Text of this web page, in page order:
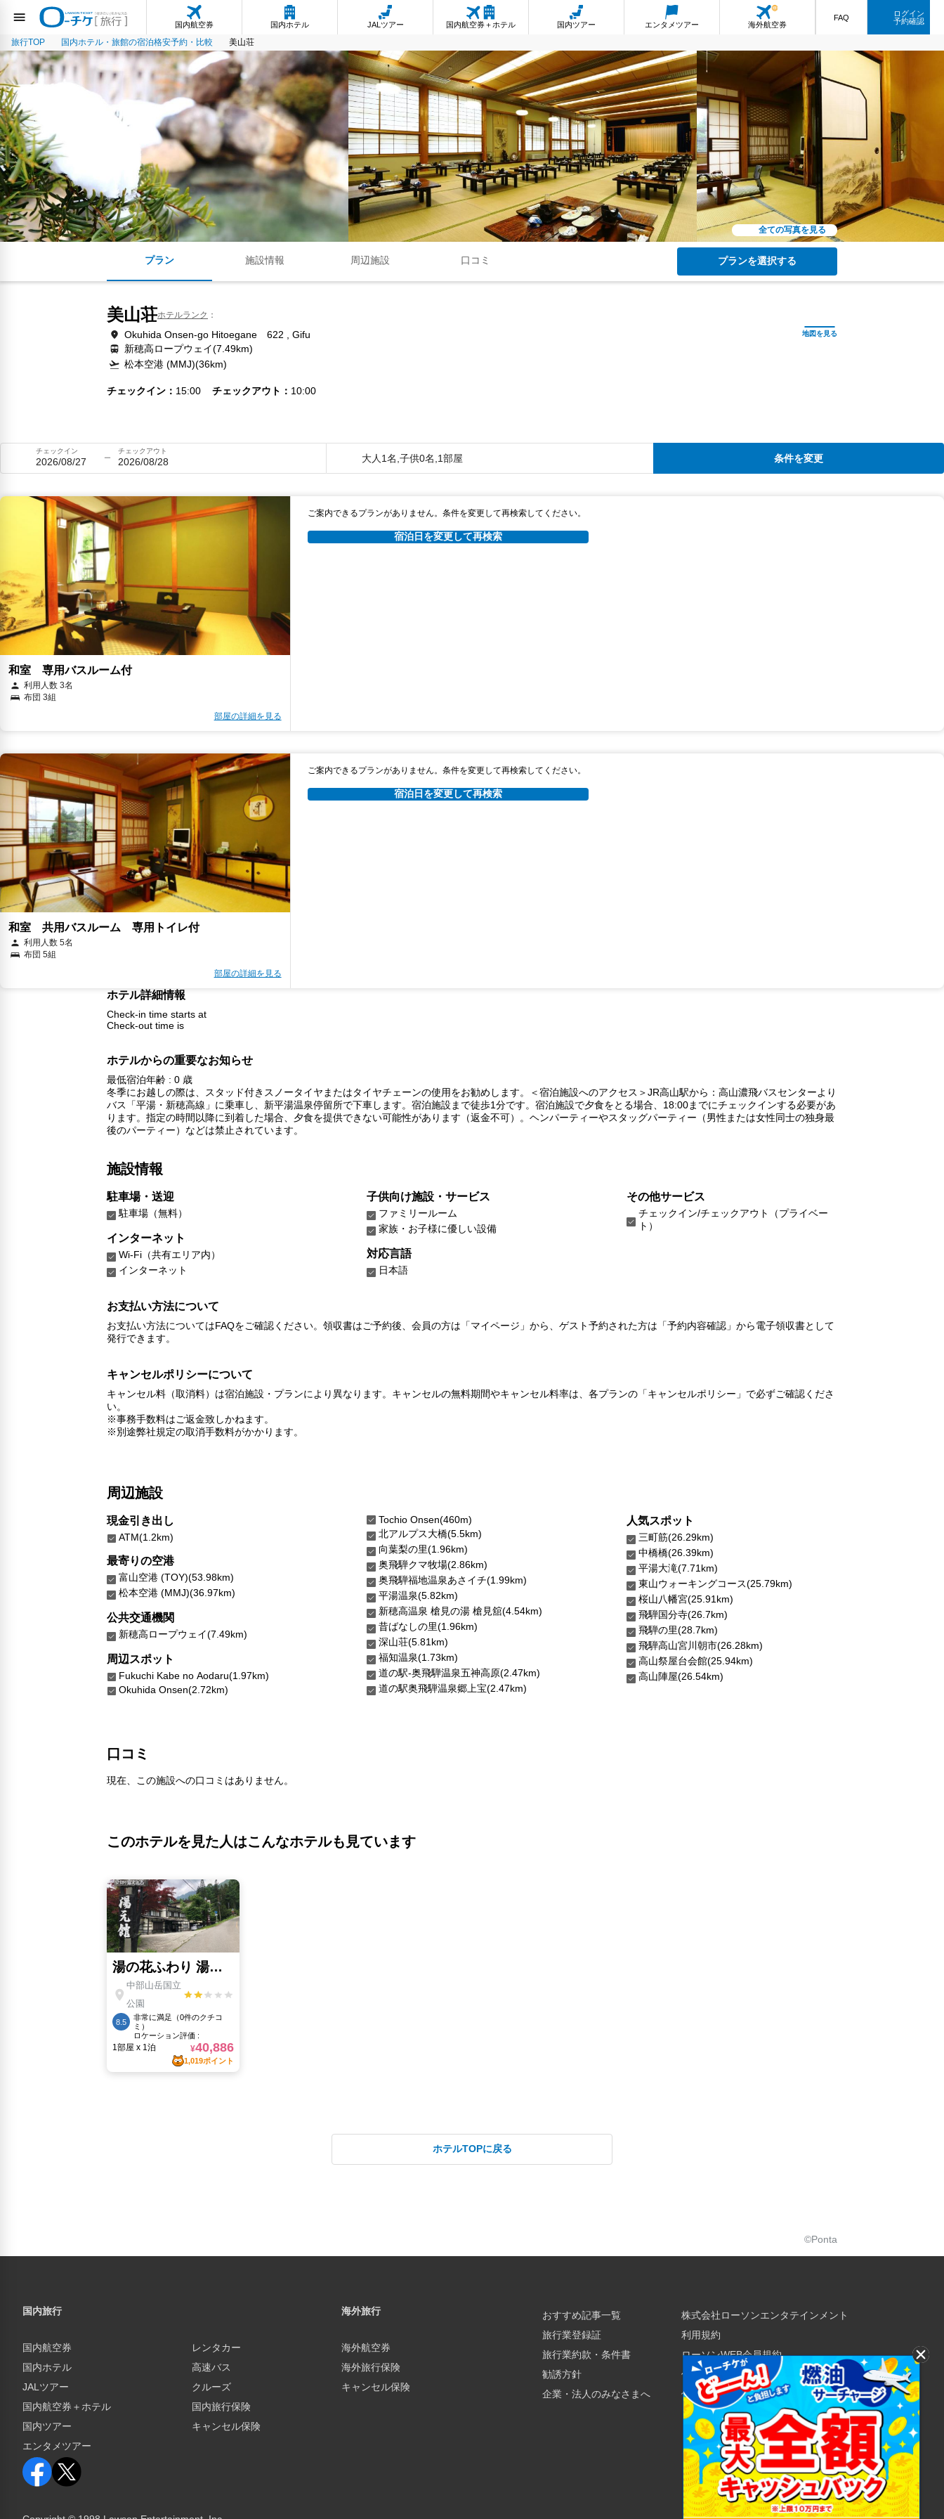
国内航空券 国内ホテル JALツアー 国内航空券＋ホテル 国内ツアー エンタメツアー 海外航空券
FAQ
ログイン
予約確認
旅行TOP 国内ホテル・旅館の宿泊格安予約・比較 美山荘
全ての写真を見る
プラン 施設情報 周辺施設 口コミ プランを選択する
美山荘ホテルランク
Okuhida Onsen-go Hitoegane 622 , Gifu
新穂高ロープウェイ(7.49km)
松本空港 (MMJ)(36km)
チェックイン 15:00 チェックアウト 10:00
チェックイン
2026/08/27
チェックアウト
2026/08/28 大人1名,子供0名,1部屋 条件を変更
和室 専用バスルーム付
利用人数 3名
布団 3組
部屋の詳細を見る
ご案内できるプランがありません。条件を変更して再検索してください。
宿泊日を変更して再検索
和室 共用バスルーム 専用トイレ付
利用人数 5名
布団 5組
部屋の詳細を見る
ご案内できるプランがありません。条件を変更して再検索してください。
宿泊日を変更して再検索
ホテル詳細情報
Check-in time starts at
Check-out time is
ホテルからの重要なお知らせ
最低宿泊年齢 : 0 歳
冬季にお越しの際は、スタッド付きスノータイヤまたはタイヤチェーンの使用をお勧めします。＜宿泊施設へのアクセス＞JR高山駅から：高山濃飛バスセンターより
バス「平湯・新穂高線」に乗車し、新平湯温泉停留所で下車します。宿泊施設まで徒歩1分です。宿泊施設で夕食をとる場合、18:00までにチェックインする必要があ
ります。指定の時間以降に到着した場合、夕食を提供できない可能性があります（返金不可）。ヘンパーティーやスタッグパーティー（男性または女性同士の独身最
後のパーティー）などは禁止されています。
施設情報
駐車場・送迎
駐車場（無料）
インターネット
Wi-Fi（共有エリア内）
インターネット
子供向け施設・サービス
ファミリールーム
家族・お子様に優しい設備
対応言語
日本語
その他サービス
チェックイン/チェックアウト（プライベー
ト）
お支払い方法について
お支払い方法についてはFAQをご確認ください。領収書はご予約後、会員の方は「マイページ」から、ゲスト予約された方は「予約内容確認」から電子領収書として
発行できます。
キャンセルポリシーについて
キャンセル料（取消料）は宿泊施設・プランにより異なります。キャンセルの無料期間やキャンセル料率は、各プランの「キャンセルポリシー」で必ずご確認くださ
い。
※事務手数料はご返金致しかねます。
※別途弊社規定の取消手数料がかかります。
周辺施設
現金引き出し
ATM(1.2km)
最寄りの空港
富山空港 (TOY)(53.98km)
松本空港 (MMJ)(36.97km)
公共交通機関
新穂高ロープウェイ(7.49km)
周辺スポット
Fukuchi Kabe no Aodaru(1.97km)
Okuhida Onsen(2.72km)
Tochio Onsen(460m)
北アルプス大橋(5.5km)
向葉梨の里(1.96km)
奥飛騨クマ牧場(2.86km)
奥飛騨福地温泉あさイチ(1.99km)
平湯温泉(5.82km)
新穂高温泉 槍見の湯 槍見舘(4.54km)
昔ばなしの里(1.96km)
深山荘(5.81km)
福知温泉(1.73km)
道の駅-奥飛騨温泉五神高原(2.47km)
道の駅奥飛騨温泉郷上宝(2.47km)
人気スポット
三町筋(26.29km)
中橋橋(26.39km)
平湯大滝(7.71km)
東山ウォーキングコース(25.79km)
桜山八幡宮(25.91km)
飛騨国分寺(26.7km)
飛騨の里(28.7km)
飛騨高山宮川朝市(26.28km)
高山祭屋台会館(25.94km)
高山陣屋(26.54km)
口コミ
現在、この施設への口コミはありません。
このホテルを見た人はこんなホテルも見ています
ホテルTOPに戻る
©Ponta
国内旅行
国内航空券
国内ホテル
JALツアー
国内航空券＋ホテル
国内ツアー
エンタメツアー
レンタカー
高速バス
クルーズ
国内旅行保険
キャンセル保険
海外旅行
海外航空券
海外旅行保険
キャンセル保険
おすすめ記事一覧
旅行業登録証
旅行業約款・条件書
勧誘方針
企業・法人のみなさまへ
株式会社ローソンエンタテインメント
利用規約
ローソンWEB会員規約
個人情報の取り扱いについて
個人情報保護方針